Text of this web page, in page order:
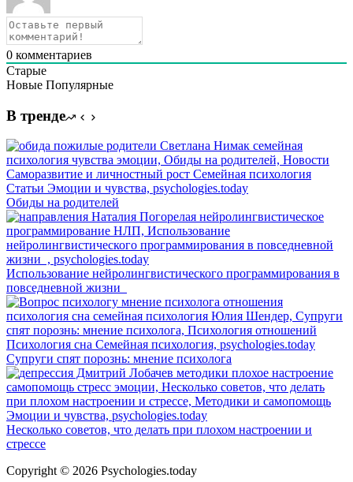
0 комментариев
Старые
Новые Популярные
В тренде
Обиды на родителей
Использование нейролингвистического программирования в
повседневной жизни
Супруги спят порознь: мнение психолога
Несколько советов, что делать при плохом настроении и
стрессе
Copyright © 2026 Psychologies.today